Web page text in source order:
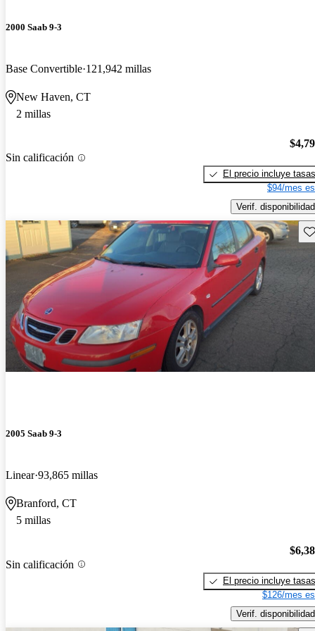
2000 Saab 9-3
Base Convertible 121,942 millas
New Haven, CT
2 millas
Sin calificación
El precio incluye tasas
$94/mes
Verif. disponibilidad
2005 Saab 9-3
Linear 93,865 millas
Branford, CT
5 millas
Sin calificación
El precio incluye tasas
$126/mes
Verif. disponibilidad